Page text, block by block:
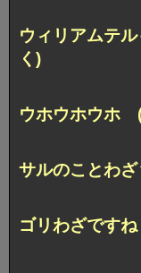
ウィリアムテ
く)
ウホウホウホ
サルのことわ
ゴリわざです